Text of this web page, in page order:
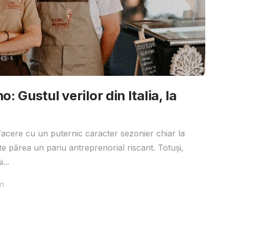
Gustul verilor din Italia, la
cu un puternic caracter sezonier chiar la
părea un pariu antreprenorial riscant. Totuși,